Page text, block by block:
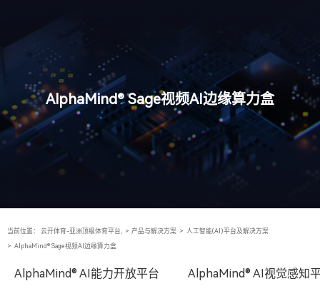
AlphaMind® Sage视频AI边缘算力盒
当前位置： 云开体育-亚洲顶级体育平台, > 产品与解决方案 > 人工智能(AI)平台及解决方案
> AlphaMind® Sage视频AI边缘算力盒
AlphaMind® AI能力开放平台 AlphaMind® AI视觉感知